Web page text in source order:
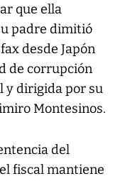
que ella
padre dimitió
desde Japón
de corrupción
y dirigida por su
Montesinos.
del
fiscal mantiene